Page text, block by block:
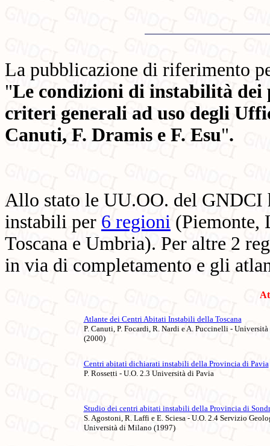
La pubblicazione di riferimento
"Le condizioni di instabilità
criteri generali ad uso degli
Canuti, F. Dramis e F. Esu".
Allo stato le UU.OO. del GNDCI
instabili per 6 regioni (Piemonte,
Toscana e Umbria). Per altre 2
in via di completamento e gli
Atlante dei Centri Abitati Instabili della Toscana
P. Canuti, P. Focardi, R. Nardi e A. Puccinelli -
(2000)
Centri abitati dichiarati instabili della Provincia di Pavia
P. Rossetti - U.O. 2.3 Università di Pavia
Studio dei centri abitati instabili della Provincia di
S. Agostoni, R. Laffi e E. Sciesa - U.O. 2.4 Servizio
Università di Milano (1997)